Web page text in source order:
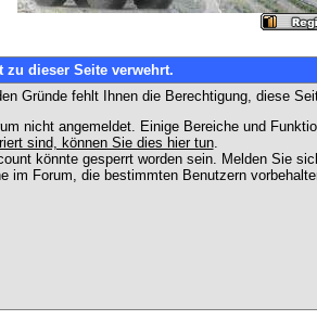
zu dieser Seite verwehrt.
Gründe fehlt Ihnen die Berechtigung, diese
nicht angemeldet. Einige Bereiche und
sind, können Sie dies hier tun.
könnte gesperrt worden sein. Melden Sie
im Forum, die bestimmten Benutzern